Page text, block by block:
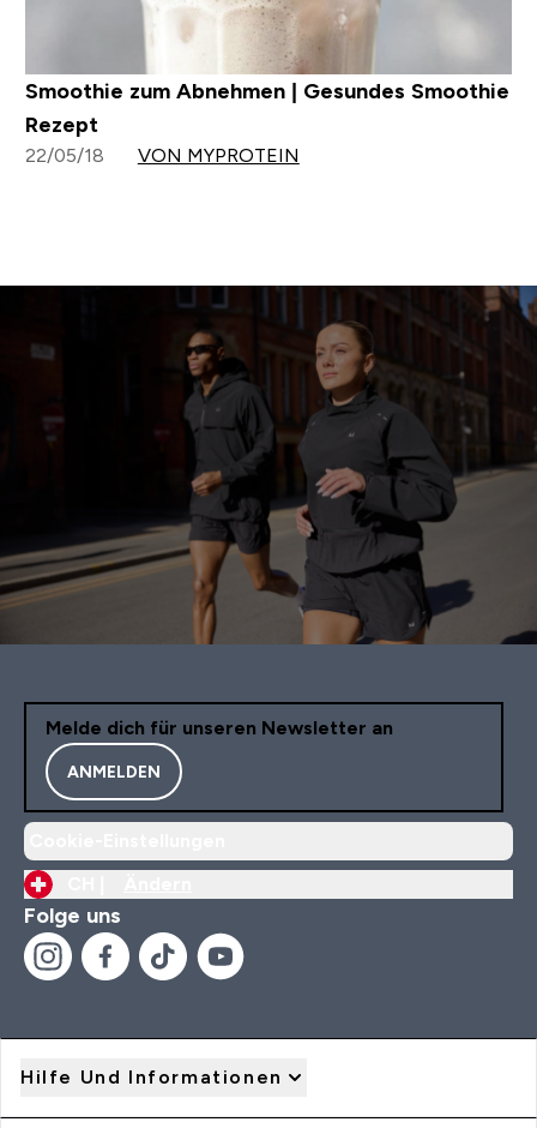
Smoothie zum Abnehmen | Gesundes Smoothie
Rezept
22/05/18 VON MYPROTEIN
Melde dich für unseren Newsletter an
ANMELDEN
Folge uns
Hilfe Und Informationen